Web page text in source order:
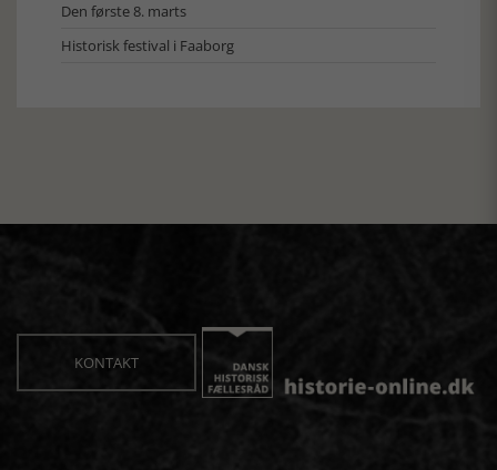
Den første 8. marts
Historisk festival i Faaborg
KONTAKT